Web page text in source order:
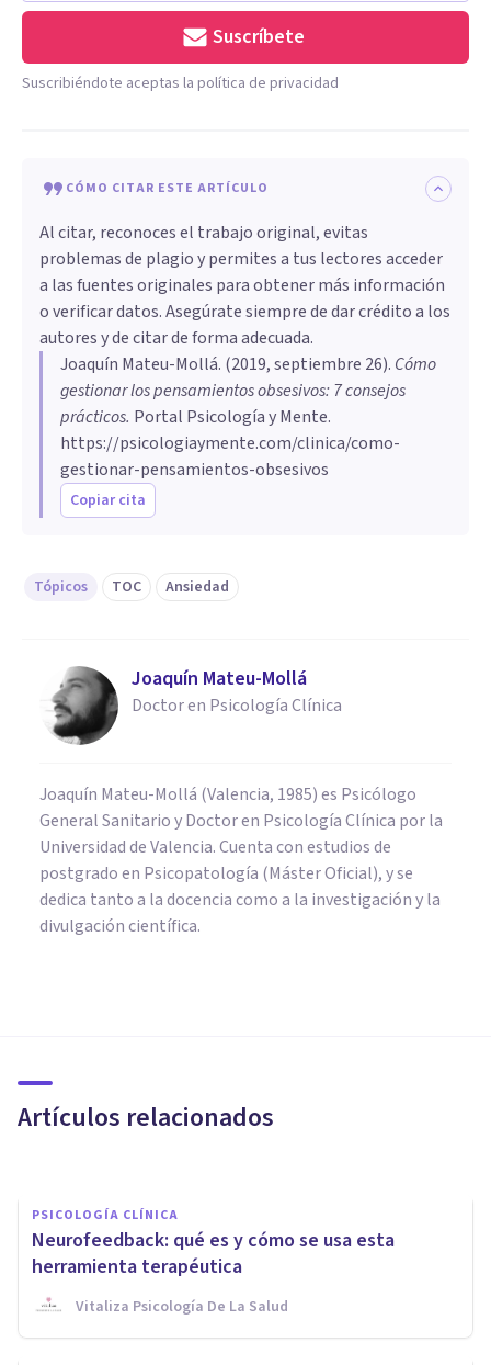
Suscríbete
Suscribiéndote aceptas la política de privacidad
CÓMO CITAR ESTE ARTÍCULO
Al citar, reconoces el trabajo original, evitas
problemas de plagio y permites a tus lectores acceder
a las fuentes originales para obtener más información
o verificar datos. Asegúrate siempre de dar crédito a los
autores y de citar de forma adecuada.
Joaquín Mateu-Mollá. (2019, septiembre 26). Cómo
gestionar los pensamientos obsesivos: 7 consejos
prácticos. Portal Psicología y Mente.
https://psicologiaymente.com/clinica/como-
gestionar-pensamientos-obsesivos
Copiar cita
Tópicos TOC Ansiedad
Joaquín Mateu-Mollá
Doctor en Psicología Clínica
Joaquín Mateu-Mollá (Valencia, 1985) es Psicólogo
General Sanitario y Doctor en Psicología Clínica por la
Universidad de Valencia. Cuenta con estudios de
postgrado en Psicopatología (Máster Oficial), y se
dedica tanto a la docencia como a la investigación y la
divulgación científica.
Artículos relacionados
ansiedad
PSICOLOGÍA CLÍNICA
Neurofeedback: qué es y cómo se usa esta
herramienta terapéutica
Vitaliza Psicología De La Salud